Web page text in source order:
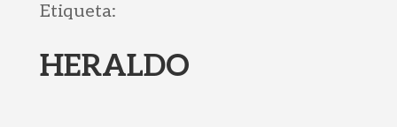
Etiqueta:
HERALDO